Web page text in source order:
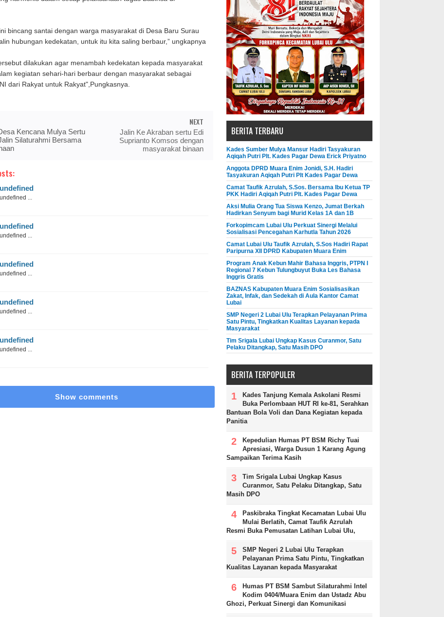
bincang santai dengan warga masyarakat di Desa Baru Surau
hubungan kedekatan, untuk itu kita saling berbaur,” ungkapnya
dilakukan agar menambah kedekatan kepada masyarakat
kegiatan sehari-hari berbaur dengan masyarakat sebagai
dari Rakyat untuk Rakyat",Pungkasnya.
Kencana Mulya Sertu
Silaturahmi Bersama
NEXT
Jalin Ke Akraban sertu Edi
Suprianto Komsos dengan
masyarakat binaan
undefined
undefined ...
undefined
undefined ...
undefined
undefined ...
undefined
undefined ...
undefined
undefined ...
Show comments
BERITA TERBARU
Kades Sumber Mulya Mansur Hadiri Tasyakuran
Aqiqah Putri Plt. Kades Pagar Dewa Erick Priyatno
Anggota DPRD Muara Enim Jonidi, S.H. Hadiri
Tasyakuran Aqiqah Putri Plt Kades Pagar Dewa
Camat Taufik Azrulah, S.Sos. Bersama Ibu Ketua TP
PKK Hadiri Aqiqah Putri Plt. Kades Pagar Dewa
Aksi Mulia Orang Tua Siswa Kenzo, Jumat Berkah
Hadirkan Senyum bagi Murid Kelas 1A dan 1B
Forkopimcam Lubai Ulu Perkuat Sinergi Melalui
Sosialisasi Pencegahan Karhutla Tahun 2026
Camat Lubai Ulu Taufik Azrulah, S.Sos Hadiri Rapat
Paripurna XII DPRD Kabupaten Muara Enim
Program Anak Kebun Mahir Bahasa Inggris, PTPN I
Regional 7 Kebun Tulungbuyut Buka Les Bahasa
Inggris Gratis
BAZNAS Kabupaten Muara Enim Sosialisasikan
Zakat, Infak, dan Sedekah di Aula Kantor Camat
Lubai
SMP Negeri 2 Lubai Ulu Terapkan Pelayanan Prima
Satu Pintu, Tingkatkan Kualitas Layanan kepada
Masyarakat
Tim Srigala Lubai Ungkap Kasus Curanmor, Satu
Pelaku Ditangkap, Satu Masih DPO
BERITA TERPOPULER
Kades Tanjung Kemala Askolani Resmi
Buka Perlombaan HUT RI ke-81, Serahkan
Bantuan Bola Voli dan Dana Kegiatan kepada
Panitia
Kepedulian Humas PT BSM Richy Tuai
Apresiasi, Warga Dusun 1 Karang Agung
Sampaikan Terima Kasih
Tim Srigala Lubai Ungkap Kasus
Curanmor, Satu Pelaku Ditangkap, Satu
Masih DPO
Paskibraka Tingkat Kecamatan Lubai Ulu
Mulai Berlatih, Camat Taufik Azrulah
Resmi Buka Pemusatan Latihan Lubai Ulu,
SMP Negeri 2 Lubai Ulu Terapkan
Pelayanan Prima Satu Pintu, Tingkatkan
Kualitas Layanan kepada Masyarakat
Humas PT BSM Sambut Silaturahmi Intel
Kodim 0404/Muara Enim dan Ustadz Abu
Ghozi, Perkuat Sinergi dan Komunikasi